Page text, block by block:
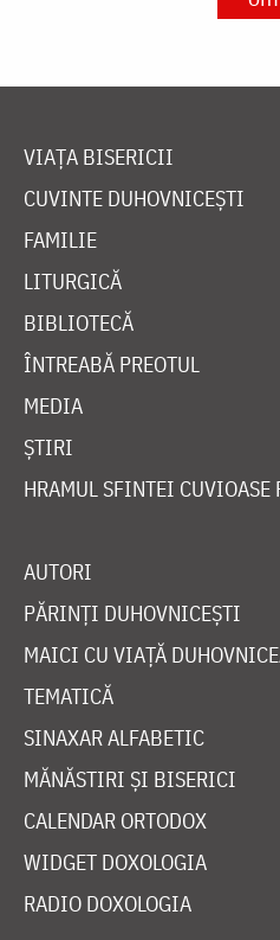
VIAȚA BISERICII
CUVINTE DUHOVNICEȘTI
FAMILIE
LITURGICĂ
BIBLIOTECĂ
ÎNTREABĂ PREOTUL
MEDIA
ȘTIRI
HRAMUL SFINTEI CUVIOASE
AUTORI
PĂRINȚI DUHOVNICEȘTI
MAICI CU VIAȚĂ
TEMATICĂ
SINAXAR ALFABETIC
MĂNĂSTIRI ȘI BISERICI
CALENDAR ORTODOX
WIDGET DOXOLOGIA
RADIO DOXOLOGIA